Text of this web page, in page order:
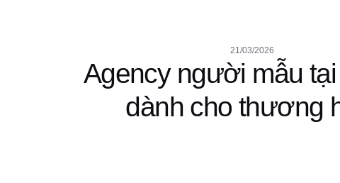
21/03/2026
Agency người mẫu
dành cho thương